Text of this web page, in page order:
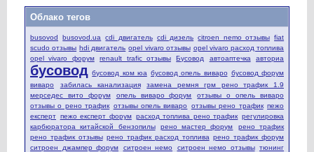
Облако тегов
busovod busovod.ua cdi двигатель cdi дизель citroen nemo отзывы fiat
scudo отзывы hdi двигатель opel vivaro отзывы opel vivaro расход топлива
opel vivaro форум
renault trafic отзывы Бусовод автоаптечка авториа
бусовод бусовод ком юа бусовод опель виваро бусовод форум
виваро
забилась канализация
замена ремня грм рено трафик 1.9
мерседес вито форум
опель виваро форум
отзывы о опель виваро
отзывы о рено трафик отзывы опель виваро отзывы рено трафик пежо
експерт пежо експерт форум расход топлива рено трафик регулировка
карбюратора китайской бензопилы
рено мастер форум
рено трафик
рено трафик отзывы рено трафик расход топлива рено трафик форум
ситроен джампер форум
ситроен немо ситроен немо отзывы тюнинг